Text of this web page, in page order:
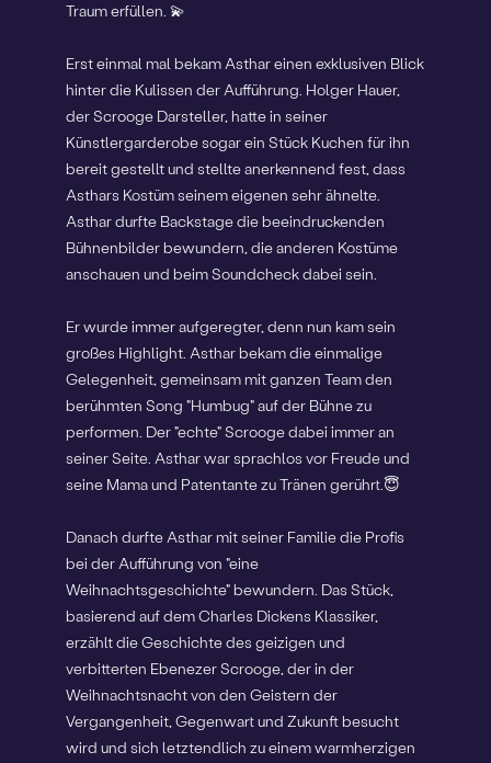
Traum erfüllen. 💫
Erst einmal mal bekam Asthar einen exklusiven Blick
hinter die Kulissen der Aufführung. Holger Hauer,
der Scrooge Darsteller, hatte in seiner
Künstlergarderobe sogar ein Stück Kuchen für ihn
bereit gestellt und stellte anerkennend fest, dass
Asthars Kostüm seinem eigenen sehr ähnelte.
Asthar durfte Backstage die beeindruckenden
Bühnenbilder bewundern, die anderen Kostüme
anschauen und beim Soundcheck dabei sein.
Er wurde immer aufgeregter, denn nun kam sein
großes Highlight. Asthar bekam die einmalige
Gelegenheit, gemeinsam mit ganzen Team den
berühmten Song "Humbug" auf der Bühne zu
performen. Der "echte" Scrooge dabei immer an
seiner Seite. Asthar war sprachlos vor Freude und
seine Mama und Patentante zu Tränen gerührt.😇
Danach durfte Asthar mit seiner Familie die Profis
bei der Aufführung von "eine
Weihnachtsgeschichte" bewundern. Das Stück,
basierend auf dem Charles Dickens Klassiker,
erzählt die Geschichte des geizigen und
verbitterten Ebenezer Scrooge, der in der
Weihnachtsnacht von den Geistern der
Vergangenheit, Gegenwart und Zukunft besucht
wird und sich letztendlich zu einem warmherzigen